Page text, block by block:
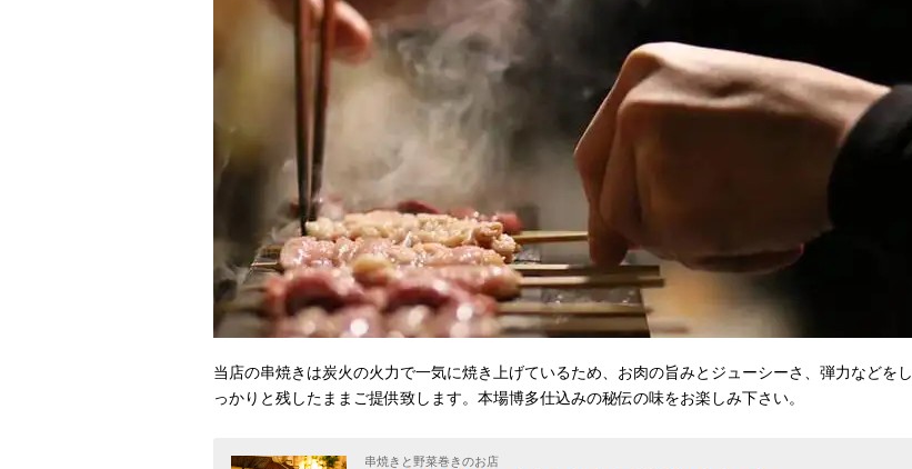
当店の串焼きは炭火の火力で一気に焼き上げているため、お肉の旨みとジューシーさ、弾力などをし
っかりと残したままご提供致します。本場博多仕込みの秘伝の味をお楽しみ下さい。
串焼きと野菜巻きのお店